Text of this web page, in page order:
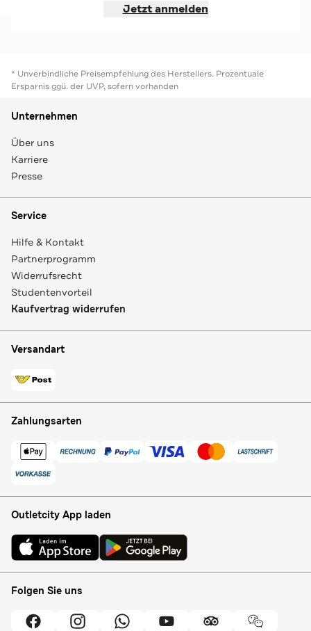
Jetzt anmelden
* Unverbindliche Preisempfehlung des Herstellers. Prozentuale
Ersparnis ggü. der UVP, sofern vorhanden
Unternehmen
Über uns
Karriere
Presse
Service
Hilfe & Kontakt
Partnerprogramm
Widerrufsrecht
Studentenvorteil
Kaufvertrag widerrufen
Versandart
Zahlungsarten
Outletcity App laden
Folgen Sie uns